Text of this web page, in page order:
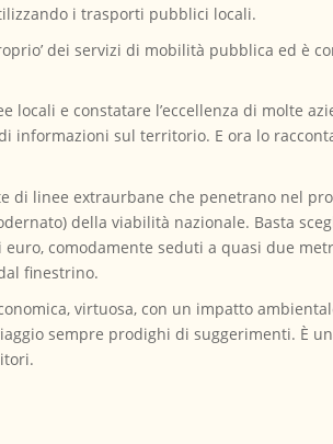
i trasporti pubblici locali.
dei servizi di mobilità pubblica ed è
e constatare l’eccellenza di molte
sul territorio. E ora lo
di linee extraurbane che penetrano nel
della viabilità nazionale. Basta
comodamente seduti a quasi due
finestrino.
virtuosa, con un impatto
sempre prodighi di suggerimenti. È